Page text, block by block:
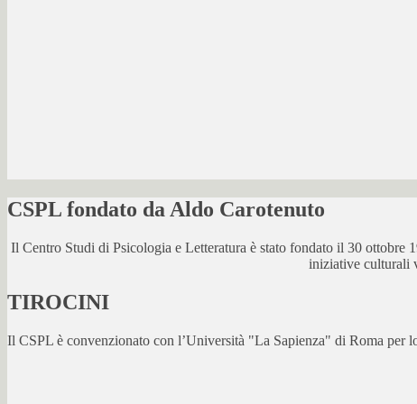
CSPL fondato da Aldo Carotenuto
Il Centro Studi di Psicologia e Letteratura è stato fondato il 30
iniziative culturali
TIROCINI
Il CSPL è convenzionato con l’Università "La Sapienza" di Roma per